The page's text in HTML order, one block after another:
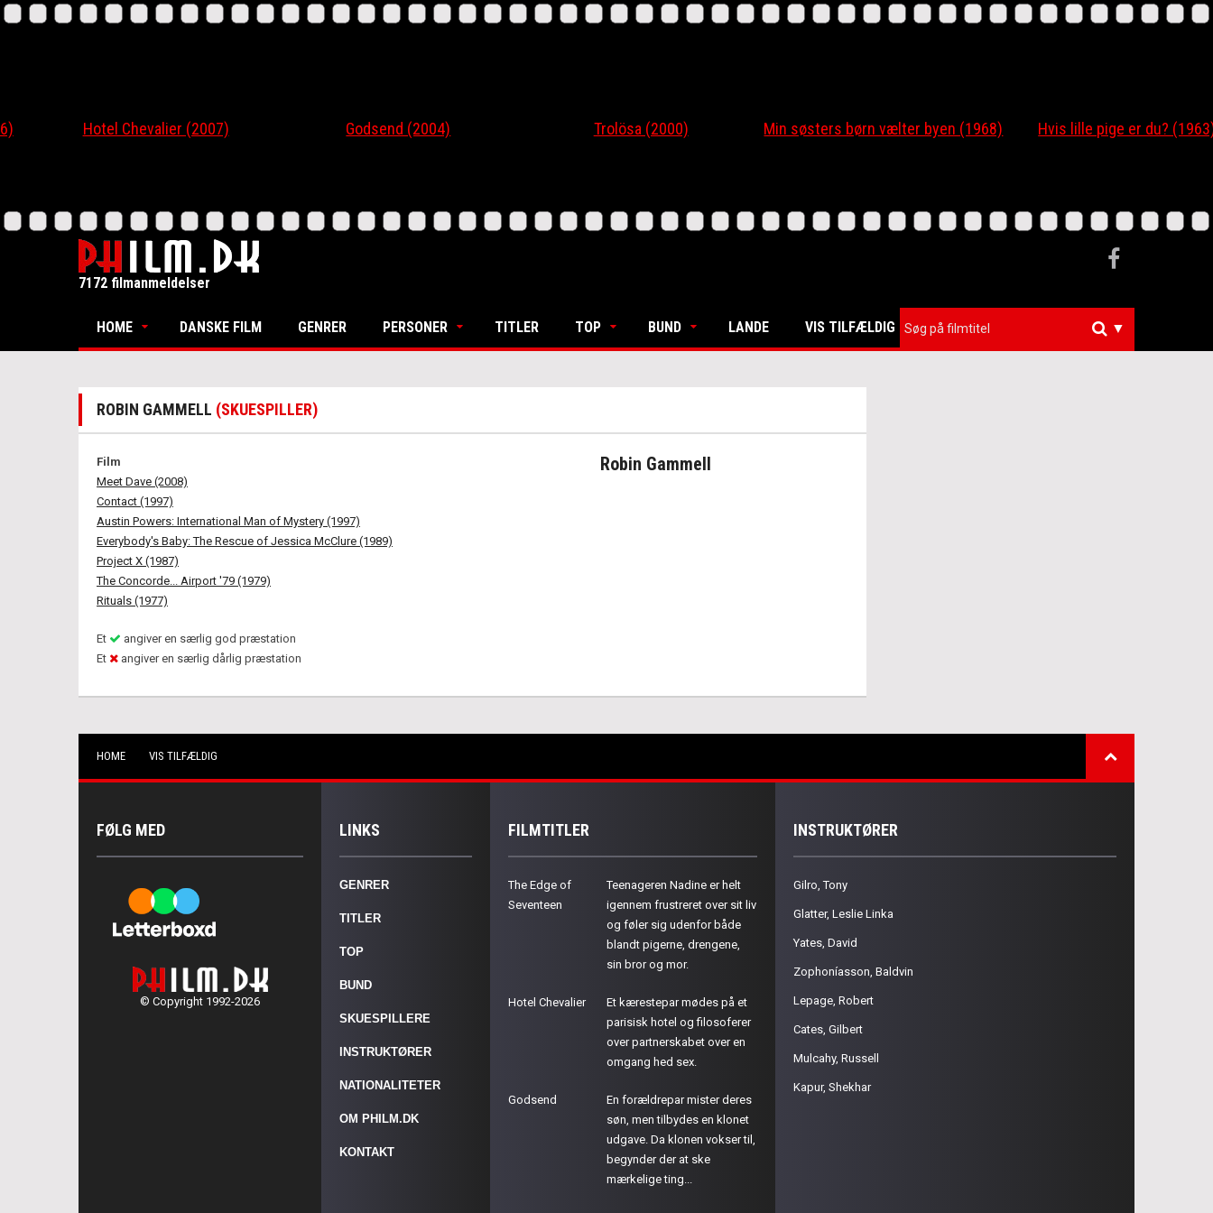
Hotel Chevalier (2007) Godsend (2004) Trolösa (2000) Min søsters børn vælter byen (1968) Hvis lille pige er du? (1963)
7172 filmanmeldelser
HOME DANSKE FILM GENRER PERSONER TITLER TOP BUND LANDE VIS TILFÆLDIG ▼
ROBIN GAMMELL (SKUESPILLER)
Robin Gammell
Film
Meet Dave (2008)
Contact (1997)
Austin Powers: International Man of Mystery (1997)
Everybody's Baby: The Rescue of Jessica McClure (1989)
Project X (1987)
The Concorde... Airport '79 (1979)
Rituals (1977)
Et
angiver en særlig god præstation
Et
angiver en særlig dårlig præstation
HOME VIS TILFÆLDIG
FØLG MED
© Copyright 1992-2026
LINKS
GENRER
TITLER
TOP
BUND
SKUESPILLERE
INSTRUKTØRER
NATIONALITETER
OM PHILM.DK
KONTAKT
FILMTITLER
The Edge of
Seventeen
Teenageren Nadine er helt
igennem frustreret over sit liv
og føler sig udenfor både
blandt pigerne, drengene,
sin bror og mor.
Hotel Chevalier
Et kærestepar mødes på et
parisisk hotel og filosoferer
over partnerskabet over en
omgang hed sex.
Godsend
En forældrepar mister deres
søn, men tilbydes en klonet
udgave. Da klonen vokser til,
begynder der at ske
mærkelige ting...
INSTRUKTØRER
Gilro, Tony
Glatter, Leslie Linka
Yates, David
Zophoníasson, Baldvin
Lepage, Robert
Cates, Gilbert
Mulcahy, Russell
Kapur, Shekhar